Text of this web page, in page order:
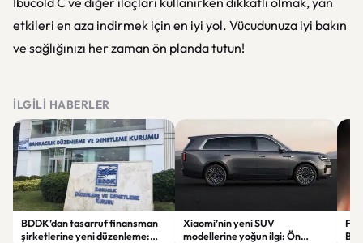
etkileri en aza indirmek için en iyi yol. Vücudunuza iyi bakın
ve sağlığınızı her zaman ön planda tutun!
İLGILI HABERLER
BDDK’dan tasarruf finansman
şirketlerine yeni düzenleme:
Xiaomi’nin yeni SUV
modellerine yoğun ilgi: Ön